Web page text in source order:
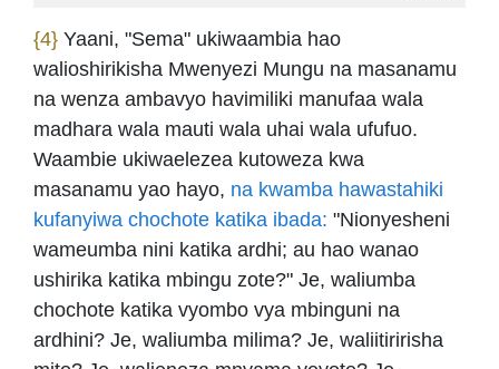
{4} Yaani, "Sema" ukiwaambia hao
walioshirikisha Mwenyezi Mungu na masanamu
na wenza ambavyo havimiliki manufaa wala
madhara wala mauti wala uhai wala ufufuo.
Waambie ukiwaelezea kutoweza kwa
masanamu yao hayo, na kwamba hawastahiki
kufanyiwa chochote katika ibada: "Nionyesheni
wameumba nini katika ardhi; au hao wanao
ushirika katika mbingu zote?" Je, waliumba
chochote katika vyombo vya mbinguni na
ardhini? Je, waliumba milima? Je, waliitiririsha